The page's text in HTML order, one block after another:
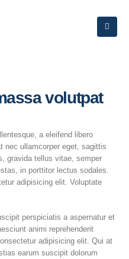
volutpat
a eleifend libero
nec ullamcorper eget, sagittis
gravida tellus vitae, semper
in porttitor lectus sodales.
adipisicing elit. Voluptate
perspiciatis a aspernatur et
animi reprehenderit
adipisicing elit. Qui at
earum suscipit dolorum